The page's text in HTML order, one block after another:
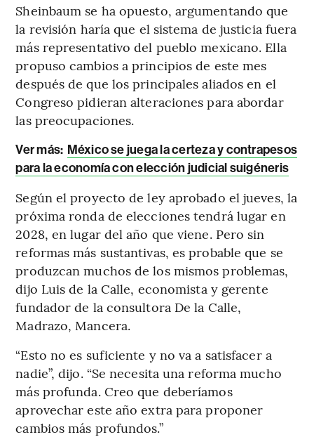
Sheinbaum se ha opuesto, argumentando que
la revisión haría que el sistema de justicia fuera
más representativo del pueblo mexicano. Ella
propuso cambios a principios de este mes
después de que los principales aliados en el
Congreso pidieran alteraciones para abordar
las preocupaciones.
Ver más: México se juega la certeza y contrapesos
para la economía con elección judicial suigéneris
Según el proyecto de ley aprobado el jueves, la
próxima ronda de elecciones tendrá lugar en
2028, en lugar del año que viene. Pero sin
reformas más sustantivas, es probable que se
produzcan muchos de los mismos problemas,
dijo Luis de la Calle, economista y gerente
fundador de la consultora De la Calle,
Madrazo, Mancera.
“Esto no es suficiente y no va a satisfacer a
nadie”, dijo. “Se necesita una reforma mucho
más profunda. Creo que deberíamos
aprovechar este año extra para proponer
cambios más profundos.”